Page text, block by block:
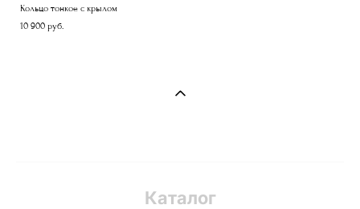
Кольцо тонкое с крылом
10 900 pуб.
Каталог